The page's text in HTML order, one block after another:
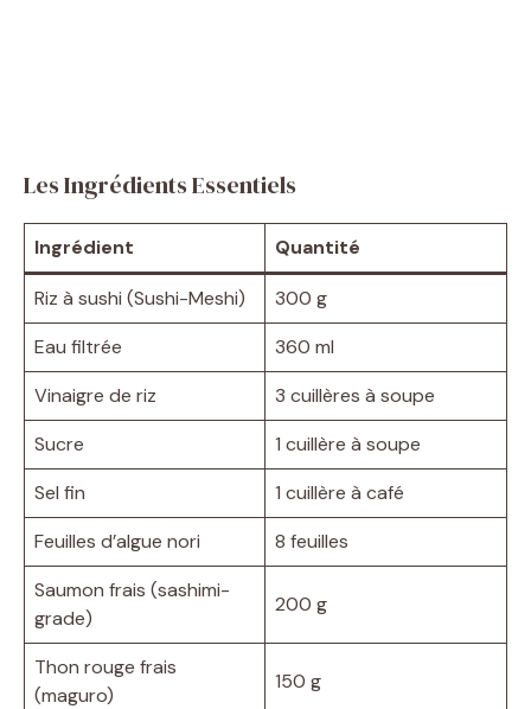
Les Ingrédients Essentiels
Ingrédient Quantité
Riz à sushi (Sushi-Meshi)
300 g
Eau filtrée
360 ml
Vinaigre de riz
3 cuillères à soupe
Sucre
1 cuillère à soupe
Sel fin
1 cuillère à café
Feuilles d’algue nori
8 feuilles
Saumon frais (sashimi-
grade)
200 g
Thon rouge frais
(maguro)
150 g